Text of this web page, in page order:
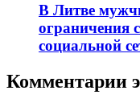
В Литве
ограничения
социальной
Комментарии